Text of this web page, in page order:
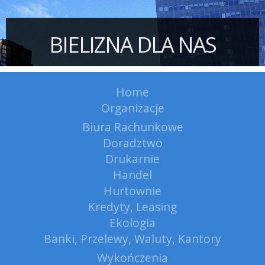
BIELIZNA DLA NAS
Home
Organizacje
Biura Rachunkowe
Doradztwo
Drukarnie
Handel
Hurtownie
Kredyty, Leasing
Ekologia
Banki, Przelewy, Waluty, Kantory
Wykończenia